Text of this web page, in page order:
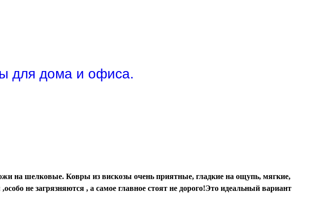
для дома и офиса.
на шелковые. Ковры из вискозы очень приятные, гладкие на ощупь, мягкие,
не загрязняются , а самое главное стоят не дорого!Это идеальный вариант